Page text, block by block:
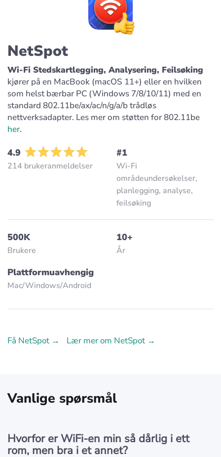
NetSpot
Wi-Fi Stedskartlegging, Analysering, Feilsøking
kjører på en MacBook (macOS 11+) eller en hvilken
som helst bærbar PC (Windows 7/8/10/11) med en
standard 802.11be/ax/ac/n/g/a/b trådløs
nettverksadapter. Les mer om støtten for 802.11be
her.
4.9
214 brukeranmeldelser
#1
Wi-Fi
områdeundersøkelser,
planlegging, analyse,
feilsøking
500K
Brukere
10+
År
Plattformuavhengig
Mac/Windows/Аndroid
Få NetSpot → Lær mer om NetSpot →
Vanlige spørsmål
Hvorfor er WiFi-en min så dårlig i ett
rom, men bra i et annet?